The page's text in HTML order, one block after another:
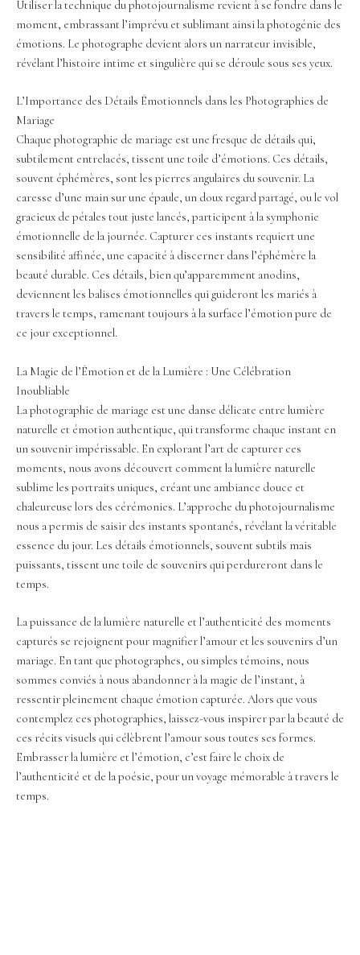
Utiliser la technique du photojournalisme revient à se fondre dans le
moment, embrassant l’imprévu et sublimant ainsi la photogénie des
émotions. Le photographe devient alors un narrateur invisible,
révélant l’histoire intime et singulière qui se déroule sous ses yeux.
L’Importance des Détails Émotionnels dans les Photographies de
Mariage
Chaque photographie de mariage est une fresque de détails qui,
subtilement entrelacés, tissent une toile d’émotions. Ces détails,
souvent éphémères, sont les pierres angulaires du souvenir. La
caresse d’une main sur une épaule, un doux regard partagé, ou le vol
gracieux de pétales tout juste lancés, participent à la symphonie
émotionnelle de la journée. Capturer ces instants requiert une
sensibilité affinée, une capacité à discerner dans l’éphémère la
beauté durable. Ces détails, bien qu’apparemment anodins,
deviennent les balises émotionnelles qui guideront les mariés à
travers le temps, ramenant toujours à la surface l’émotion pure de
ce jour exceptionnel.
La Magie de l’Émotion et de la Lumière : Une Célébration
Inoubliable
La photographie de mariage est une danse délicate entre lumière
naturelle et émotion authentique, qui transforme chaque instant en
un souvenir impérissable. En explorant l’art de capturer ces
moments, nous avons découvert comment la lumière naturelle
sublime les portraits uniques, créant une ambiance douce et
chaleureuse lors des cérémonies. L’approche du photojournalisme
nous a permis de saisir des instants spontanés, révélant la véritable
essence du jour. Les détails émotionnels, souvent subtils mais
puissants, tissent une toile de souvenirs qui perdureront dans le
temps.
La puissance de la lumière naturelle et l’authenticité des moments
capturés se rejoignent pour magnifier l’amour et les souvenirs d’un
mariage. En tant que photographes, ou simples témoins, nous
sommes conviés à nous abandonner à la magie de l’instant, à
ressentir pleinement chaque émotion capturée. Alors que vous
contemplez ces photographies, laissez-vous inspirer par la beauté de
ces récits visuels qui célèbrent l’amour sous toutes ses formes.
Embrasser la lumière et l’émotion, c’est faire le choix de
l’authenticité et de la poésie, pour un voyage mémorable à travers le
temps.